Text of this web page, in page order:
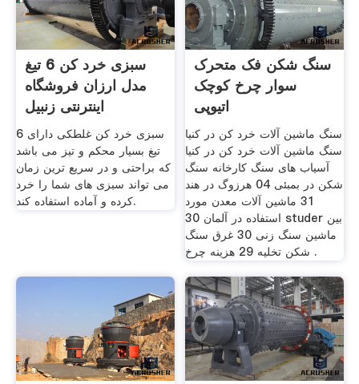
سبزی خرد کن 6 تیغ
مدل ارزان فروشگاه
اینترنتی زنبیل
سبزی خرد کن غلطکی دارای 6
تیغ بسیار محکم و تیز می باشد
که براحتی و در سریع ترین زمان
می تواند سبزی های شما را خرد
کرده و آماده استفاده کند.
سنگ شکن فک متحرک
سوار چرخ کوچک
اتیوپی
سنگ ماشین آلات خرد کن در کنیا
سنگ ماشین آلات خرد کن در کنیا
آسیاب های سنگ کارخانه سنگ
شکن در بمبئی 04 هرزوگ در هند
31 ماشین آلات معدن مورد
استفاده در آلمان 30 studer بین
ماشین سنگ زنی 30 غرق سنگ
شکن تخلیه 29 هزینه چرخ .